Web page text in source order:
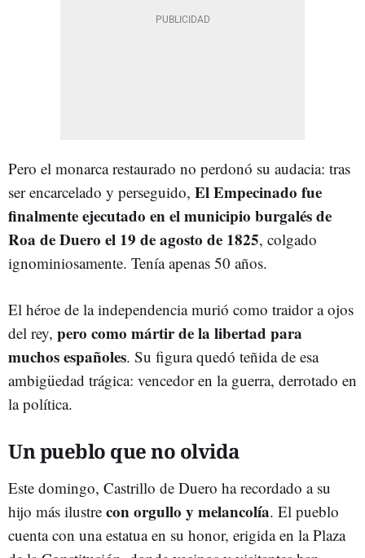
Pero el monarca restaurado no perdonó su audacia: tras
ser encarcelado y perseguido, El Empecinado fue
finalmente ejecutado en el municipio burgalés de
Roa de Duero el 19 de agosto de 1825, colgado
ignominiosamente. Tenía apenas 50 años.
El héroe de la independencia murió como traidor a ojos
del rey, pero como mártir de la libertad para
muchos españoles. Su figura quedó teñida de esa
ambigüedad trágica: vencedor en la guerra, derrotado en
la política.
Un pueblo que no olvida
Este domingo, Castrillo de Duero ha recordado a su
hijo más ilustre con orgullo y melancolía. El pueblo
cuenta con una estatua en su honor, erigida en la Plaza